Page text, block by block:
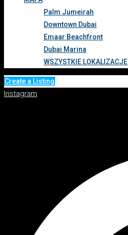
Palm Jumeirah
Downtown Dubai
Emaar Beachfront
Dubai Marina
WSZYSTKIE LOKALIZACJE
Create a Listing
Instagram